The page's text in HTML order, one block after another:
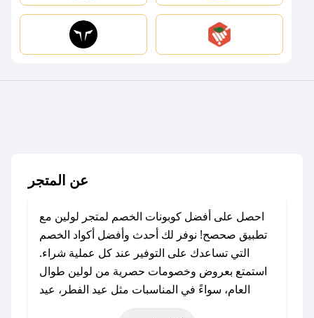
عن المتجر
احصل على أفضل كوبونات الخصم لمتجر لولين مع
تطبيق صحصح! نوفر لك أحدث وأفضل أكواد الخصم
التي تساعدك على التوفير عند كل عملية شراء.
استمتع بعروض وخصومات حصرية من لولين طوال
العام، سواءً في المناسبات مثل عيد الفطر، عيد
الأضحى، الجمعة البيضاء (شهر نوفمبر)، رمضان،